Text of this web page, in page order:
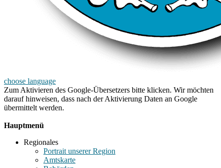
choose language
Zum Aktivieren des Google-Übersetzers bitte klicken. Wir möchten
darauf hinweisen, dass nach der Aktivierung Daten an Google
übermittelt werden.
Hauptmenü
Regionales
Portrait unserer Region
Amtskarte